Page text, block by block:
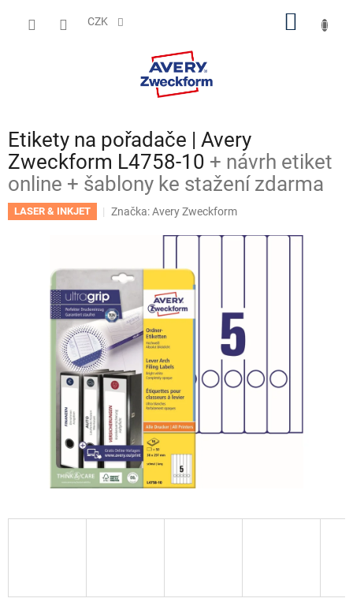
CZK
Etikety na pořadače | Avery
Zweckform L4758-10 + návrh etiket
online + šablony ke stažení zdarma
LASER & INKJET Značka:Avery Zweckform